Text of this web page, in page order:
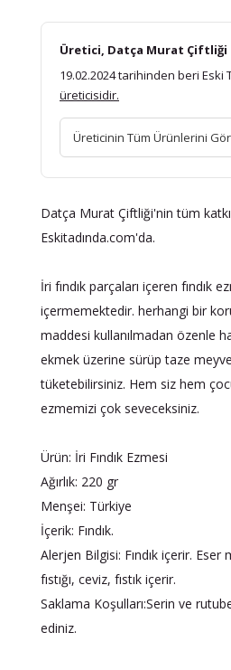
Üretici, Datça Murat Çiftliği
19.02.2024 tarihinden beri Eski
üreticisidir.
Üreticinin Tüm Ürünlerini Gör
Datça Murat Çiftliği'nin tüm
Eskitadında.com'da.
İri fındık parçaları içeren fındık
içermemektedir. herhangi bir
maddesi kullanılmadan özenle
ekmek üzerine sürüp taze
tüketebilirsiniz. Hem siz hem
ezmemizi çok seveceksiniz.
Ürün: İri Fındık Ezmesi
Ağırlık: 220 gr
Menşei: Türkiye
İçerik: Fındık.
Alerjen Bilgisi: Fındık içerir.
fıstığı, ceviz, fıstık içerir.
Saklama Koşulları:Serin ve
ediniz.